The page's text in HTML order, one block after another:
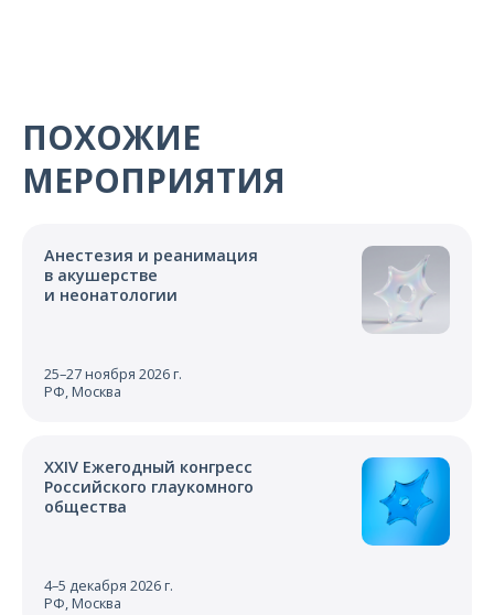
ПОХОЖИЕ
МЕРОПРИЯТИЯ
Анестезия и реанимация
в акушерстве
и неонатологии
25–27 ноября 2026 г.
РФ, Москва
XXIV Ежегодный конгресс
Российского глаукомного
общества
4–5 декабря 2026 г.
РФ, Москва